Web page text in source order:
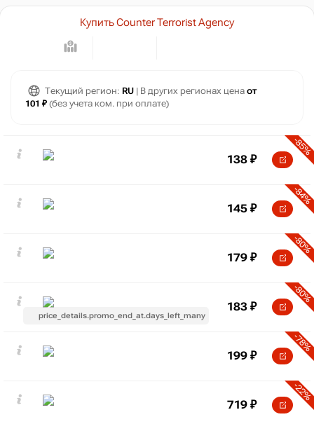
Купить Counter Terrorist Agency
Текущий регион: RU | В других регионах цена от
101 ₽ (без учета ком. при оплате)
-85%
138 ₽
-84%
145 ₽
-80%
179 ₽
price_details.promo_end_at.days_left_many
-80%
183 ₽
-78%
199 ₽
-22%
719 ₽